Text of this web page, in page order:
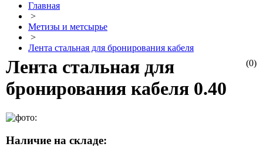
Главная
>
Метизы и метсырье
>
Лента стальная для бронирования кабеля
(0)
Лента стальная для
бронирования кабеля 0.40
Наличие на складе: